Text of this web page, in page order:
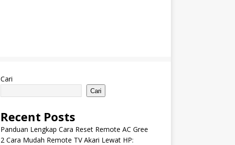
Cari
Cari
Recent Posts
Panduan Lengkap Cara Reset Remote AC Gree
2 Cara Mudah Remote TV Akari Lewat HP: